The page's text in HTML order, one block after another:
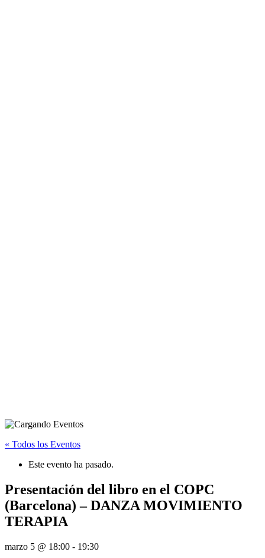
« Todos los Eventos
Este evento ha pasado.
Presentación del libro en el COPC
(Barcelona) – DANZA MOVIMIENTO
TERAPIA
marzo 5 @ 18:00 - 19:30